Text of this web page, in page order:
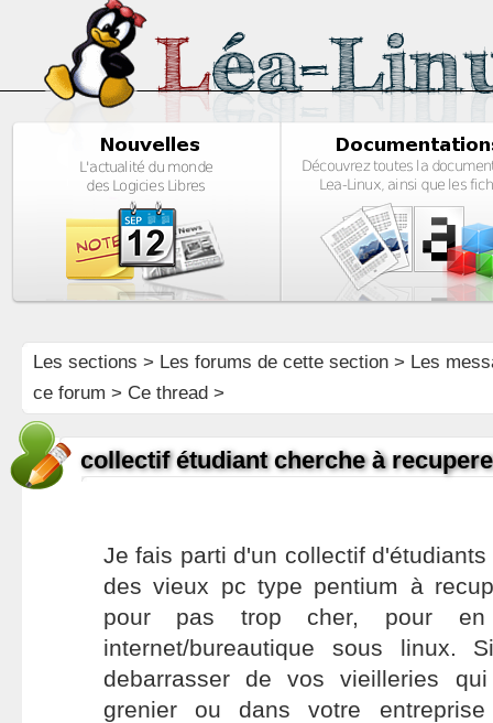
Les sections > Les forums de cette section> Les
ce forum > Ce thread >
collectif étudiant cherche à
Je fais parti d'un collectif
des vieux pc type pentium à
pour pas trop cher, pour
internet/bureautique sous linux.
debarrasser de vos vieilleries
grenier ou dans votre